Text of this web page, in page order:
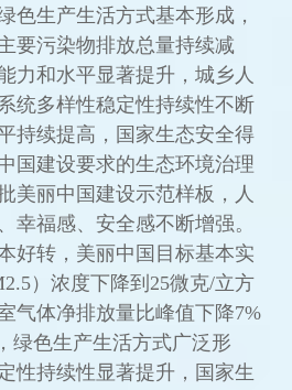
色生产生活方式基本形成，
要污染物排放总量持续减
力和水平显著提升，城乡人
统多样性稳定性持续性不断
持续提高，国家生态安全得
国建设要求的生态环境治理
美丽中国建设示范样板，人
幸福感、安全感不断增强。
好转，美丽中国目标基本实
）浓度下降到25微克/立方
气体净排放量比峰值下降7%
绿色生产生活方式广泛形
性持续性显著提升，国家生